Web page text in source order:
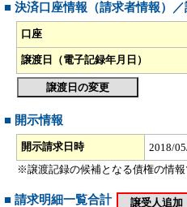
■ 決済口座情報（請求者情報）／
口座
譲渡日（電子記録年月日）
■ 開示情報
開示請求日時 2018/
※譲渡記録の候補となる債権の情報
■ 請求明細一覧合計